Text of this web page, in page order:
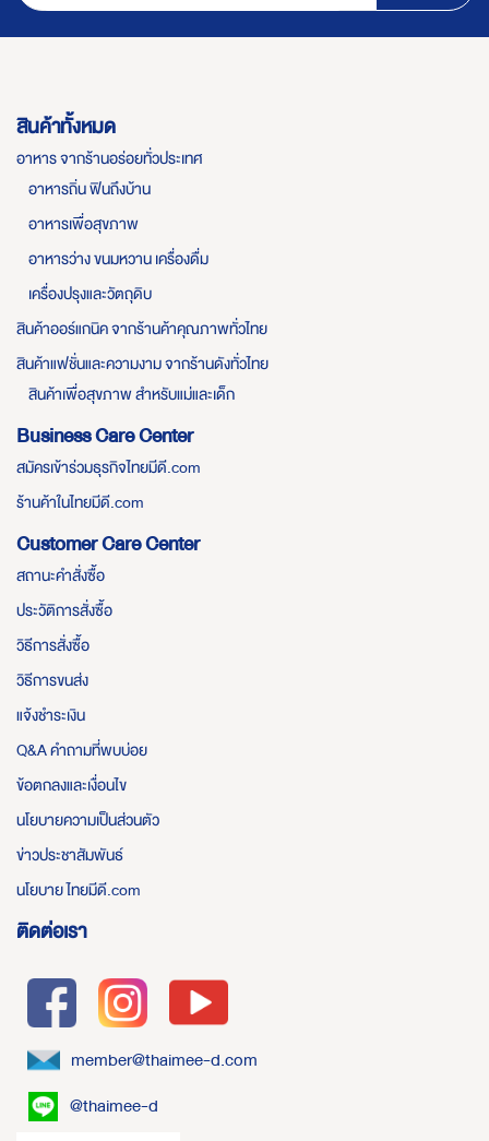
สินค้าทั้งหมด
อาหาร จากร้านอร่อยทั่วประเทศ
อาหารถิ่น ฟินถึงบ้าน
อาหารเพื่อสุขภาพ
อาหารว่าง ขนมหวาน เครื่องดื่ม
เครื่องปรุงและวัตถุดิบ
สินค้าออร์แกนิค จากร้านค้าคุณภาพทั่วไทย
สินค้าแฟชั่นและความงาม จากร้านดังทั่วไทย
สินค้าเพื่อสุขภาพ สำหรับแม่และเด็ก
Business Care Center
สมัครเข้าร่วมธุรกิจไทยมีดี.com
ร้านค้าในไทยมีดี.com
Customer Care Center
สถานะคำสั่งซื้อ
ประวัติการสั่งซื้อ
วิธีการสั่งซื้อ
วิธีการขนส่ง
แจ้งชำระเงิน
Q&A คำถามที่พบบ่อย
ข้อตกลงและเงื่อนไข
นโยบายความเป็นส่วนตัว
ข่าวประชาสัมพันธ์
นโยบาย ไทยมีดี.com
ติดต่อเรา
member@thaimee-d.com
@thaimee-d